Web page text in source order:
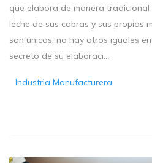
que elabora de manera
leche de sus cabras y sus propias
son únicos, no hay otros iguales
secreto de su elaboraci...
Industria Manufacturera